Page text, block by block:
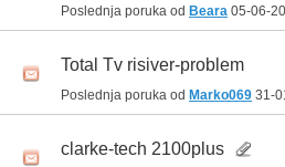
Poslednja poruka od Beara 05-06-
Total Tv risiver-problem
Poslednja poruka od Marko069 31-
clarke-tech 2100plus